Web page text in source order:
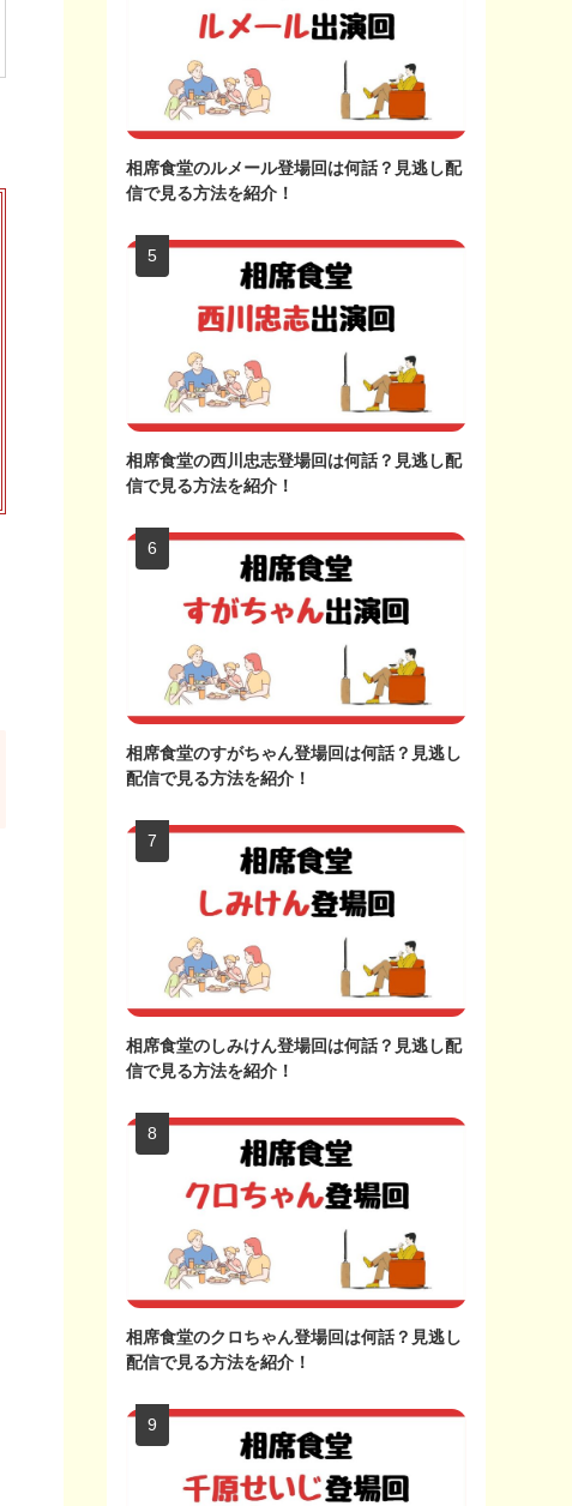
相席食堂のルメール登場回は何話？見逃し配
信で見る方法を紹介！
相席食堂の西川忠志登場回は何話？見逃し配
信で見る方法を紹介！
相席食堂のすがちゃん登場回は何話？見逃し
配信で見る方法を紹介！
相席食堂のしみけん登場回は何話？見逃し配
信で見る方法を紹介！
相席食堂のクロちゃん登場回は何話？見逃し
配信で見る方法を紹介！